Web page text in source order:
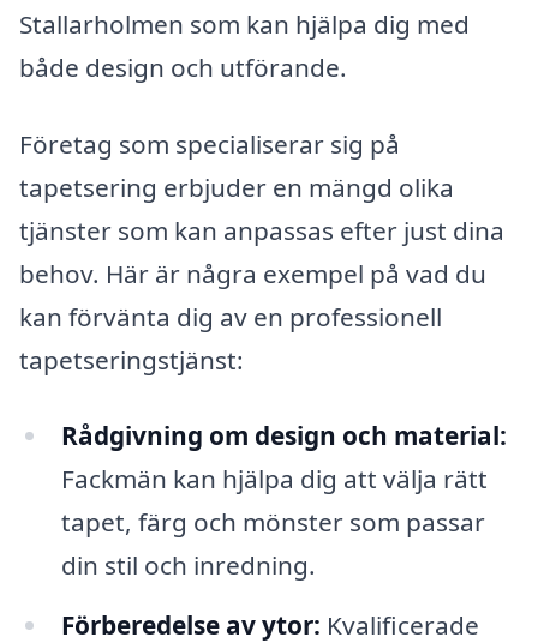
Stallarholmen som kan hjälpa dig med
både design och utförande.
Företag som specialiserar sig på
tapetsering erbjuder en mängd olika
tjänster som kan anpassas efter just dina
behov. Här är några exempel på vad du
kan förvänta dig av en professionell
tapetseringstjänst:
Rådgivning om design och material:
Fackmän kan hjälpa dig att välja rätt
tapet, färg och mönster som passar
din stil och inredning.
Förberedelse av ytor: Kvalificerade